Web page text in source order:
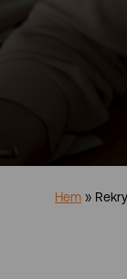
Hem »